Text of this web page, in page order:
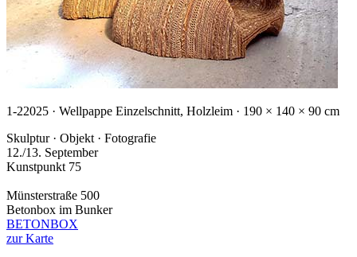
1-22025 · Wellpappe Einzelschnitt, Holzleim · 190 × 140 × 90 cm
Skulptur · Objekt · Fotografie
12./13. September
Kunstpunkt 75
Münsterstraße 500
Betonbox im Bunker
BETONBOX
zur Karte